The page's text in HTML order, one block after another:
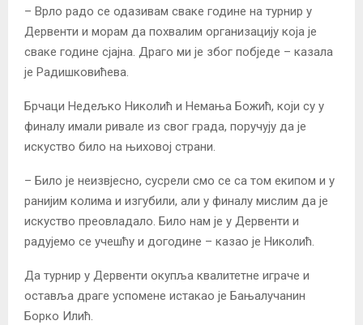
– Врло радо се одазивам сваке године на турнир у
Дервенти и морам да похвалим организацију која је
сваке године сјајна. Драго ми је због побједе – казала
је Радишковићева.
Брчаци Недељко Николић и Немања Божић, који су у
финалу имали ривале из свог града, поручују да је
искуство било на њиховој страни.
– Било је неизвјесно, сусрели смо се са том екипом и у
ранијим колима и изгубили, али у финалу мислим да је
искуство преовладало. Било нам је у Дервенти и
радујемо се учешћу и догодине – казао је Николић.
Да турнир у Дервенти окупља квалитетне играче и
оставља драге успомене истакао је Бањалучанин
Борко Илић.